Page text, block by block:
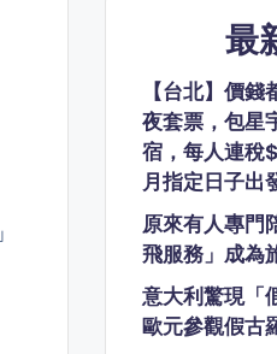
最
【台北】價
夜套票，包星
宿，每人連
月指定日子出
原來有人專門
飛服務」成為
意大利驚現「
歐元參觀假古